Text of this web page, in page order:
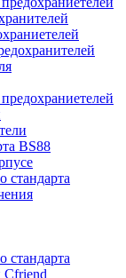
BS88
стандарта
стандарта
Cfriend